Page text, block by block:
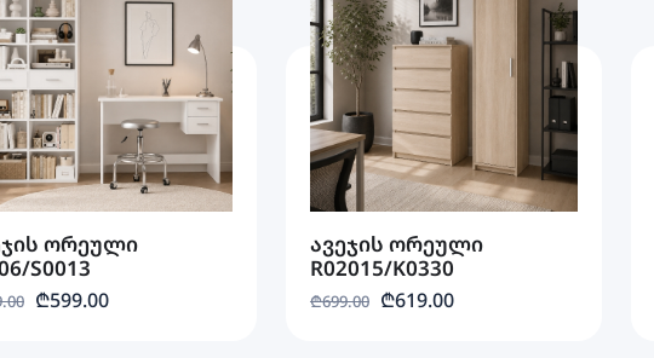
ორეული
S0013
₾599.00
ავეჯის ორეული
R02015/K0330
₾699.00 ₾619.00